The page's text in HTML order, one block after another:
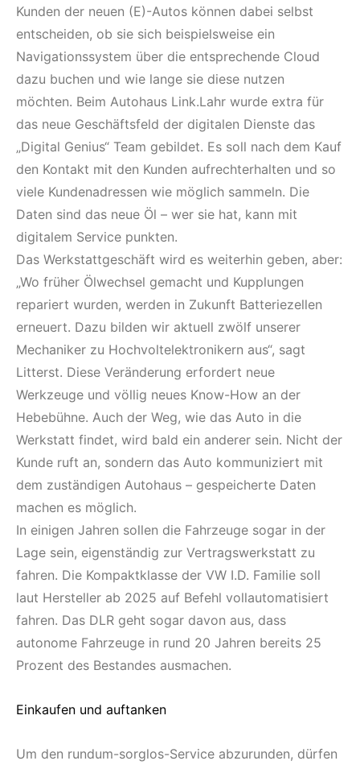
Kunden der neuen (E)-Autos können dabei selbst
entscheiden, ob sie sich beispielsweise ein
Navigationssystem über die entsprechende Cloud
dazu buchen und wie lange sie diese nutzen
möchten. Beim Autohaus Link.Lahr wurde extra für
das neue Geschäftsfeld der digitalen Dienste das
„Digital Genius“ Team gebildet. Es soll nach dem Kauf
den Kontakt mit den Kunden aufrechterhalten und so
viele Kundenadressen wie möglich sammeln. Die
Daten sind das neue Öl – wer sie hat, kann mit
digitalem Service punkten.
Das Werkstattgeschäft wird es weiterhin geben, aber:
„Wo früher Ölwechsel gemacht und Kupplungen
repariert wurden, werden in Zukunft Batteriezellen
erneuert. Dazu bilden wir aktuell zwölf unserer
Mechaniker zu Hochvoltelektronikern aus“, sagt
Litterst. Diese Veränderung erfordert neue
Werkzeuge und völlig neues Know-How an der
Hebebühne. Auch der Weg, wie das Auto in die
Werkstatt findet, wird bald ein anderer sein. Nicht der
Kunde ruft an, sondern das Auto kommuniziert mit
dem zuständigen Autohaus – gespeicherte Daten
machen es möglich.
In einigen Jahren sollen die Fahrzeuge sogar in der
Lage sein, eigenständig zur Vertragswerkstatt zu
fahren. Die Kompaktklasse der VW I.D. Familie soll
laut Hersteller ab 2025 auf Befehl vollautomatisiert
fahren. Das DLR geht sogar davon aus, dass
autonome Fahrzeuge in rund 20 Jahren bereits 25
Prozent des Bestandes ausmachen.
Einkaufen und auftanken
Um den rundum-sorglos-Service abzurunden, dürfen